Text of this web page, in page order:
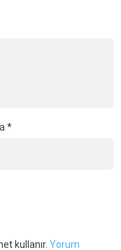
*
kullanır. Yorum